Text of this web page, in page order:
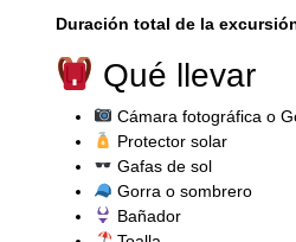
Duración total de la
Qué llevar
Cámara fotográfica o
Protector solar
Gafas de sol
Gorra o sombrero
Bañador